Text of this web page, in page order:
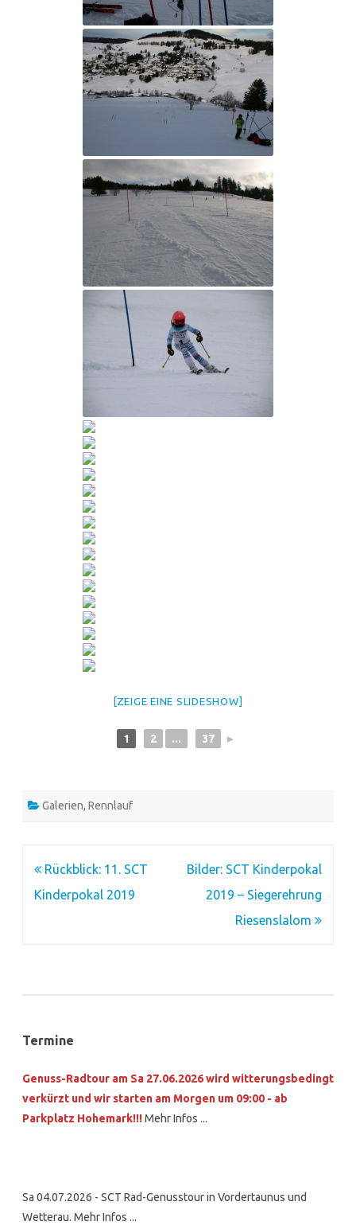
[ZEIGE EINE SLIDESHOW]
1 2 ... 37 ►
Galerien, Rennlauf
Beitragsnavigation
Rückblick: 11. SCT
Kinderpokal 2019
Bilder: SCT Kinderpokal
2019 – Siegerehrung
Riesenslalom
Termine
Genuss-Radtour am Sa 27.06.2026 wird witterungsbedingt
verkürzt und wir starten am Morgen um 09:00 - ab
Parkplatz Hohemark!!!Mehr Infos ...
Sa 04.07.2026 - SCT Rad-Genusstour in Vordertaunus und
Wetterau. Mehr Infos ...